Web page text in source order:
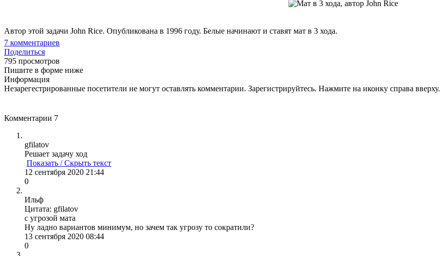
Автор этой задачи John Rice. Опубликована в 1996 году. Белые начинают и ставят мат в 3 хода.
7 комментариев
Поделиться
795 просмотров
Пишите в форме ниже
Информация
Незарегестрированные посетители не могут оставлять комментарии. Зарегистрируйтесь. Нажмите на иконку справа вверху.
Комментарии 7
gfilatov
Решает задачу ход
Показать / Скрыть текст
12 сентября 2020 21:44
0
Ильф
Цитата: gfilatov
с угрозой мата
Ну ладно вариантов минимум, но зачем так угрозу то сократили?
13 сентября 2020 08:44
0